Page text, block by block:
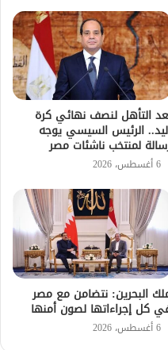
التأهل لنصف نهائي كرة
الرئيس السيسي يوجه
لمنتخب ناشئات مصر
6 أغسطس، 2026
البحرين: نتضامن مع مصر
كل إجراءاتها لصون أمنها
6 أغسطس، 2026